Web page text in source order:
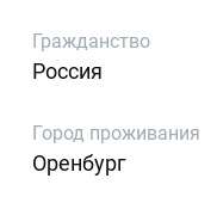
Гражданство
Россия
Город проживания
Оренбург